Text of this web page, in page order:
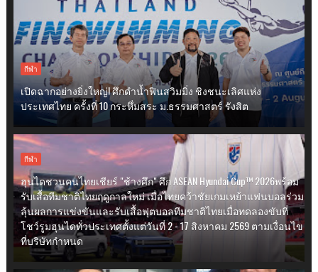
กีฬา
เปิดฉากอย่างยิ่งใหญ่! ศึกดำน้ำฟินสวิมมิ่ง ชิงชนะเลิศแห่ง
ประเทศไทย ครั้งที่ 10 กระหึ่มสระ ม.ธรรมศาสตร์ รังสิต
กีฬา
ฮุนไดชวนคนไทยเชียร์ "ช้างศึก" ศึก ASEAN Hyundai Cup™ 2026พร้อม
รับเสื้อทีมชาติไทยฤดูกาลใหม่ เมื่อไทยคว้าชัยเกมเหย้าแฟนบอลร่วม
ลุ้นผลการแข่งขันและรับเสื้อฟุตบอลทีมชาติไทยเมื่อทดลองขับที่
โชว์รูมฮุนไดทั่วประเทศตั้งแต่วันที่ 2 - 17 สิงหาคม 2569 ตามเงื่อนไข
ที่บริษัทกำหนด